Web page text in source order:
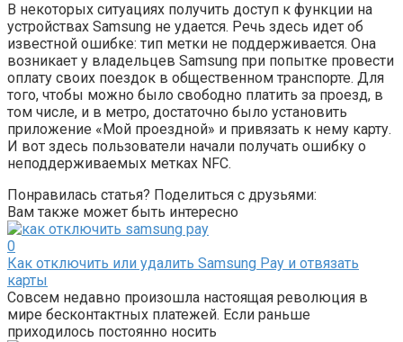
В некоторых ситуациях получить доступ к функции на
устройствах Samsung не удается. Речь здесь идет об
известной ошибке: тип метки не поддерживается. Она
возникает у владельцев Samsung при попытке провести
оплату своих поездок в общественном транспорте. Для
того, чтобы можно было свободно платить за проезд, в
том числе, и в метро, достаточно было установить
приложение «Мой проездной» и привязать к нему карту.
И вот здесь пользователи начали получать ошибку о
неподдерживаемых метках NFC.
Понравилась статья? Поделиться с друзьями:
Вам также может быть интересно
0
Как отключить или удалить Samsung Pay и отвязать
карты
Совсем недавно произошла настоящая революция в
мире бесконтактных платежей. Если раньше
приходилось постоянно носить